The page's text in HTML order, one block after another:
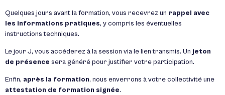
Quelques jours avant la formation, vous recevrez un rappel avec
les informations pratiques, y compris les éventuelles
instructions techniques.
Le jour J, vous accéderez à la session via le lien transmis. Un jeton
de présence sera généré pour justifier votre participation.
Enfin, après la formation, nous enverrons à votre collectivité une
attestation de formation signée.